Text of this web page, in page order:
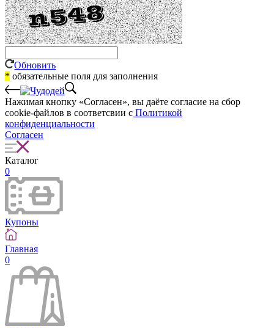
Обновить
* обязательные поля для заполнения
Нажимая кнопку «Согласен», вы даёте cогласие на сбор
cookie-файлов в соответсвии с Политикой
конфиденциальности
Согласен
Каталог
0
Купоны
Главная
0